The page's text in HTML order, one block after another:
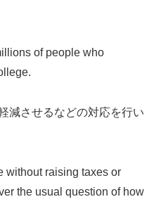
of people who
減させるなどの対応を行い
without raising taxes or
the usual question of how